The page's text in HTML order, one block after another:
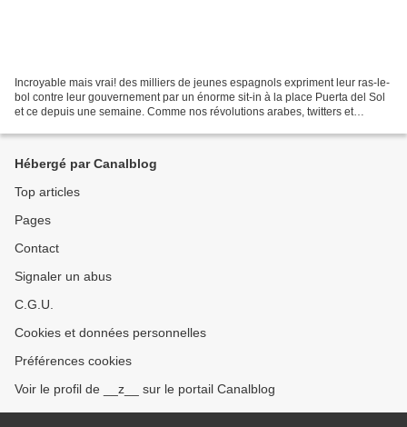
Incroyable mais vrai! des milliers de jeunes espagnols expriment leur ras-le-
bol contre leur gouvernement par un énorme sit-in à la place Puerta del Sol
et ce depuis une semaine. Comme nos révolutions arabes, twitters et
Hébergé par Canalblog
Top articles
Pages
Contact
Signaler un abus
C.G.U.
Cookies et données personnelles
Préférences cookies
Voir le profil de __z__ sur le portail Canalblog